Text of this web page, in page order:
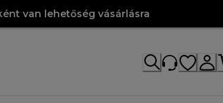
van lehetőség vásárlásra